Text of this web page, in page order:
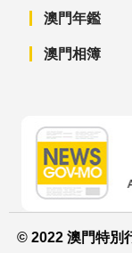
澳門年鑑
澳門相簿
© 2022 澳門特別